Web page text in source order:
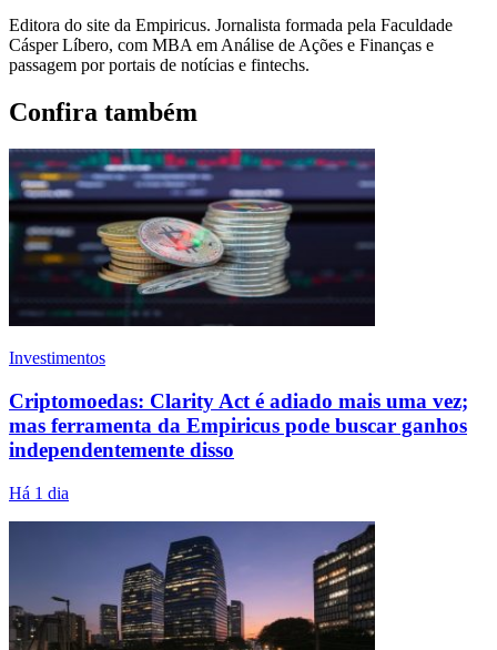
Editora do site da Empiricus. Jornalista formada pela Faculdade
Cásper Líbero, com MBA em Análise de Ações e Finanças e
passagem por portais de notícias e fintechs.
Confira também
Investimentos
Criptomoedas: Clarity Act é adiado mais uma vez;
mas ferramenta da Empiricus pode buscar ganhos
independentemente disso
Há 1 dia